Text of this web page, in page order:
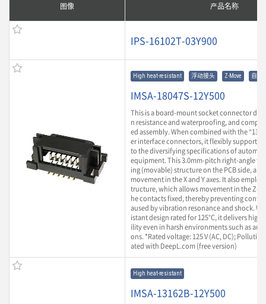
图像 产品名称
IPS-16102T-03Y900
High heat-resistant 浮动接头 Z-Move 自动
IMSA-18047S-12Y500
This is a board-mount socket connector
n resistance and waterproofing, and
ed assembly. When combined with the
er interface connectors, it flexibly supports
to the diversifying specifications of
equipment. This 3.0mm-pitch right-angle
ing (movable) structure on the PCB side,
movement in the X and Y axes. It also
tructure, which allows movement in the Z-
he contacts fixed, thereby preventing
aused by vibration resonance and shock.
istant design rated for 125°C, it delivers
ility even in harsh environments such as
ons. *Rated voltage: 125 V (AC, DC);
ated with DeepL.com (free version)
High heat-resistant
IMSA-13162B-12Y500